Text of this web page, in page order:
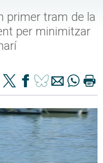
primer tram de la
per minimitzar